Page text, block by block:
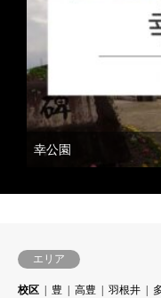
幸公園
エリア
校区 豊 高豊 羽根井